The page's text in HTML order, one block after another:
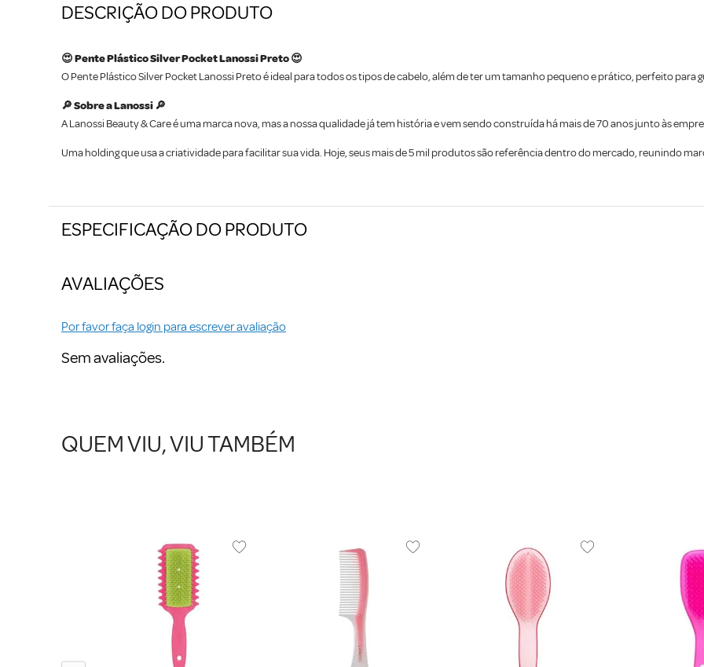
DESCRIÇÃO DO PRODUTO
😍 Pente Plástico Silver Pocket Lanossi Preto 😍
O Pente Plástico Silver Pocket Lanossi Preto é ideal para todos os tipos de cabelo, além de ter um tamanho pequeno e prático, perfeito para
🔎 Sobre a Lanossi 🔎
A Lanossi Beauty & Care é uma marca nova, mas a nossa qualidade já tem história e vem sendo construída há mais de 70 anos junto às
Uma holding que usa a criatividade para facilitar sua vida. Hoje, seus mais de 5 mil produtos são referência dentro do mercado, reunindo
ESPECIFICAÇÃO DO PRODUTO
AVALIAÇÕES
Por favor faça login para escrever avaliação
Sem avaliações.
QUEM VIU, VIU TAMBÉM